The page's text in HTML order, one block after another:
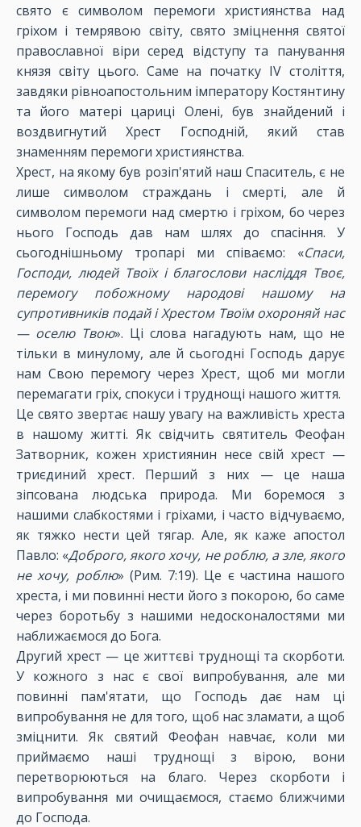
свято є символом перемоги християнства над
гріхом і темрявою світу, свято зміцнення святої
православної віри серед відступу та панування
князя світу цього. Саме на початку IV століття,
завдяки рівноапостольним імператору Костянтину
та його матері цариці Олені, був знайдений і
воздвигнутий Хрест Господній, який став
знаменням перемоги християнства.
Хрест, на якому був розіп'ятий наш Спаситель, є не
лише символом страждань і смерті, але й
символом перемоги над смертю і гріхом, бо через
нього Господь дав нам шлях до спасіння. У
сьогоднішньому тропарі ми співаємо: «Спаси,
Господи, людей Твоїх і благослови насліддя Твоє,
перемогу побожному народові нашому на
супротивників подай і Хрестом Твоїм охороняй нас
— оселю Твою». Ці слова нагадують нам, що не
тільки в минулому, але й сьогодні Господь дарує
нам Свою перемогу через Хрест, щоб ми могли
перемагати гріх, спокуси і труднощі нашого життя.
Це свято звертає нашу увагу на важливість хреста
в нашому житті. Як свідчить святитель Феофан
Затворник, кожен християнин несе свій хрест —
триєдиний хрест. Перший з них — це наша
зіпсована людська природа. Ми боремося з
нашими слабкостями і гріхами, і часто відчуваємо,
як тяжко нести цей тягар. Але, як каже апостол
Павло: «Доброго, якого хочу, не роблю, а зле, якого
не хочу, роблю» (Рим. 7:19). Це є частина нашого
хреста, і ми повинні нести його з покорою, бо саме
через боротьбу з нашими недосконалостями ми
наближаємося до Бога.
Другий хрест — це життєві труднощі та скорботи.
У кожного з нас є свої випробування, але ми
повинні пам'ятати, що Господь дає нам ці
випробування не для того, щоб нас зламати, а щоб
зміцнити. Як святий Феофан навчає, коли ми
приймаємо наші труднощі з вірою, вони
перетворюються на благо. Через скорботи і
випробування ми очищаємося, стаємо ближчими
до Господа.